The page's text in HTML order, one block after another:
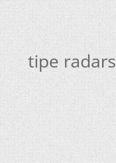
tipe radars